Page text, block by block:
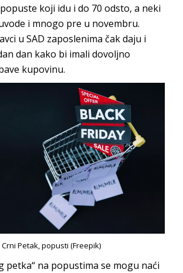
koji idu i do 70 odsto, a neki
i mnogo pre u novembru.
u SAD zaposlenima čak daju i
dan kako bi imali dovoljno
kupovinu.
Crni Petak, popusti (Freepik)
petka“ na popustima se mogu naći